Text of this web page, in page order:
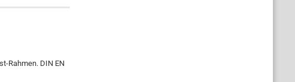
Rahmen. DIN EN